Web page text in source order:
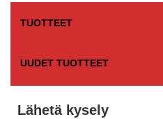
TUOTTEET
UUDET TUOTTEET
Lähetä kysely